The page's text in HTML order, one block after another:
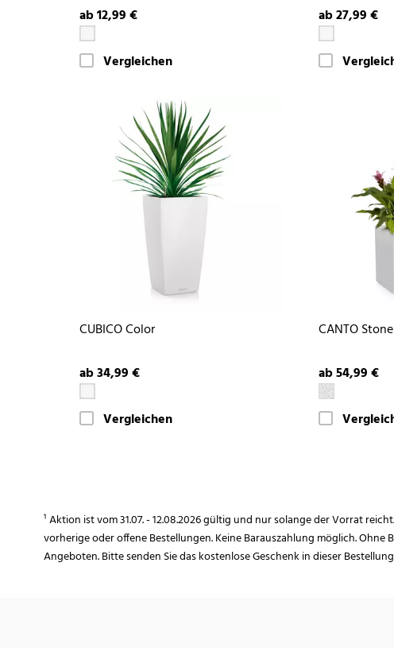
ab 12,99 €
Vergleichen
ab 27,99 €
CUBICO Color
ab 34,99 €
Vergleichen
CANTO
ab 54,99 €
¹ Aktion ist vom 31.07. - 12.08.2026 gültig und nur solange der Vorrat
vorherige oder offene Bestellungen. Keine Barauszahlung möglich.
Angeboten. Bitte senden Sie das kostenlose Geschenk in dieser